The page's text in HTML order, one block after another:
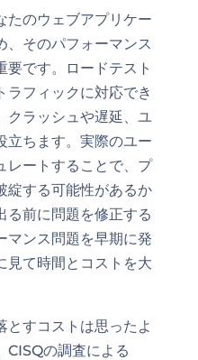
たのウェブアプリケー
、そのパフォーマンス
要です。ロードテスト
ラフィックに対応でき
クラッシュや遅延、ユ
立ちます。実際のユー
レートすることで、プ
綻する可能性があるか
る前に問題を修正する
マンス問題を早期に発
見て時間とコストを大
とすコストは思ったよ
CISQの調査による